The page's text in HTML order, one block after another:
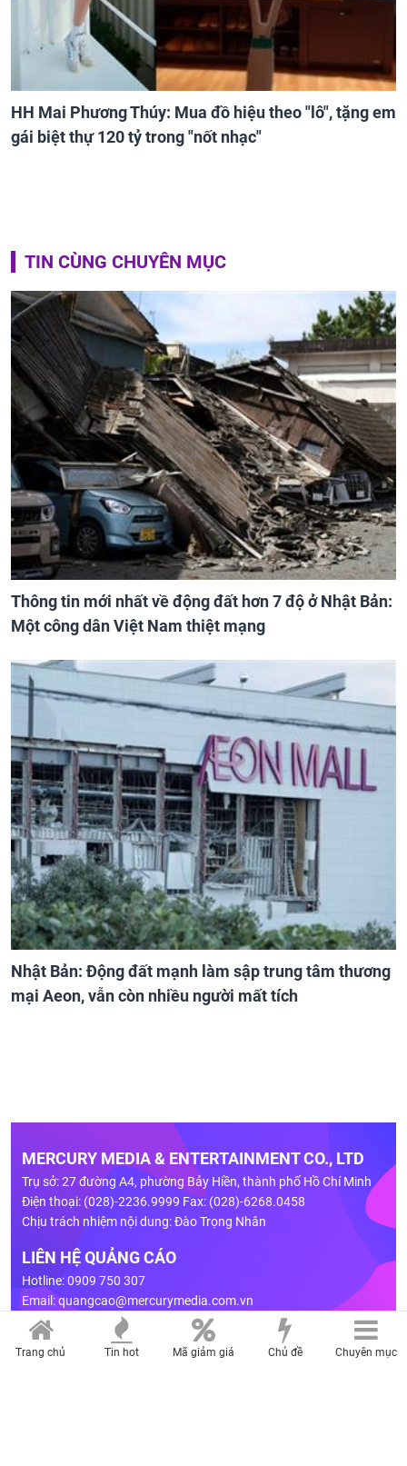
HH Mai Phương Thúy: Mua đồ hiệu theo "lô", tặng em
gái biệt thự 120 tỷ trong "nốt nhạc"
TIN CÙNG CHUYÊN MỤC
Thông tin mới nhất về động đất hơn 7 độ ở Nhật Bản:
Một công dân Việt Nam thiệt mạng
Nhật Bản: Động đất mạnh làm sập trung tâm thương
mại Aeon, vẫn còn nhiều người mất tích
MERCURY MEDIA & ENTERTAINMENT CO., LTD
Trụ sở: 27 đường A4, phường Bảy Hiền, thành phố Hồ Chí Minh
Điện thoại: (028)-2236.9999 Fax: (028)-6268.0458
Chịu trách nhiệm nội dung: Đào Trọng Nhân
LIÊN HỆ QUẢNG CÁO
Hotline: 0909 750 307
Email:quangcao@mercurymedia.com.vn
BẢNG GIÁ
Trang chủ Tin hot Mã giảm giá Chủ đề Chuyên mục